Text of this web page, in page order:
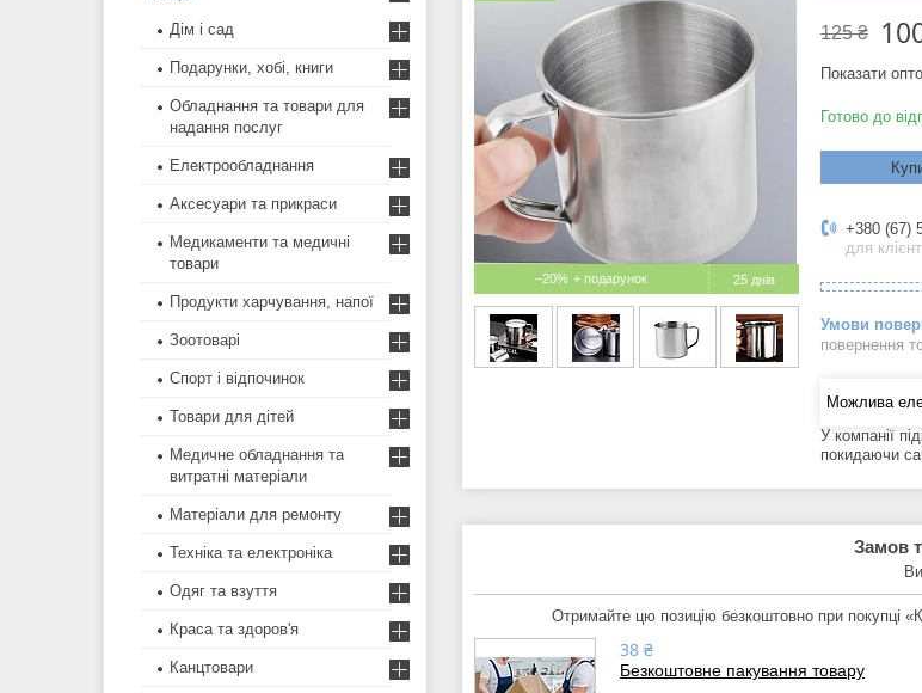
–20% 25 днів
125 ₴
Показати
Готово до
+380 (67)
для
повернення
У компанії
покидаючи
Замов
Отримайте цю позицію безкоштовно при покупці
38 ₴
Безкоштовне пакування товару
Дім і сад
Подарунки, хобі, книги
Обладнання та товари для
надання послуг
Електрообладнання
Аксесуари та прикраси
Медикаменти та медичні
товари
Продукти харчування, напої
Зоотоварі
Спорт і відпочинок
Товари для дітей
Медичне обладнання та
витратні матеріали
Матеріали для ремонту
Техніка та електроніка
Одяг та взуття
Краса та здоров'я
Канцтовари